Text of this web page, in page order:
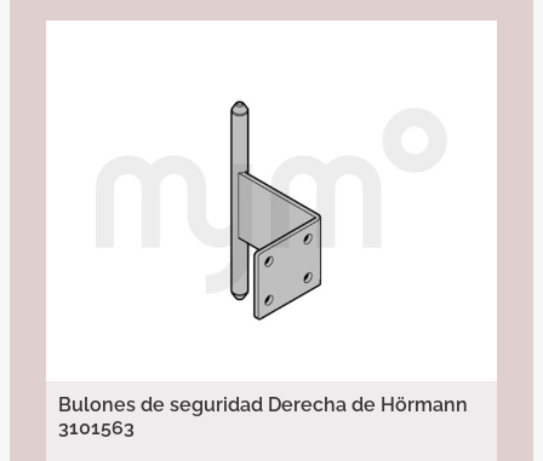
Bulones de seguridad Derecha de Hörmann
3101563